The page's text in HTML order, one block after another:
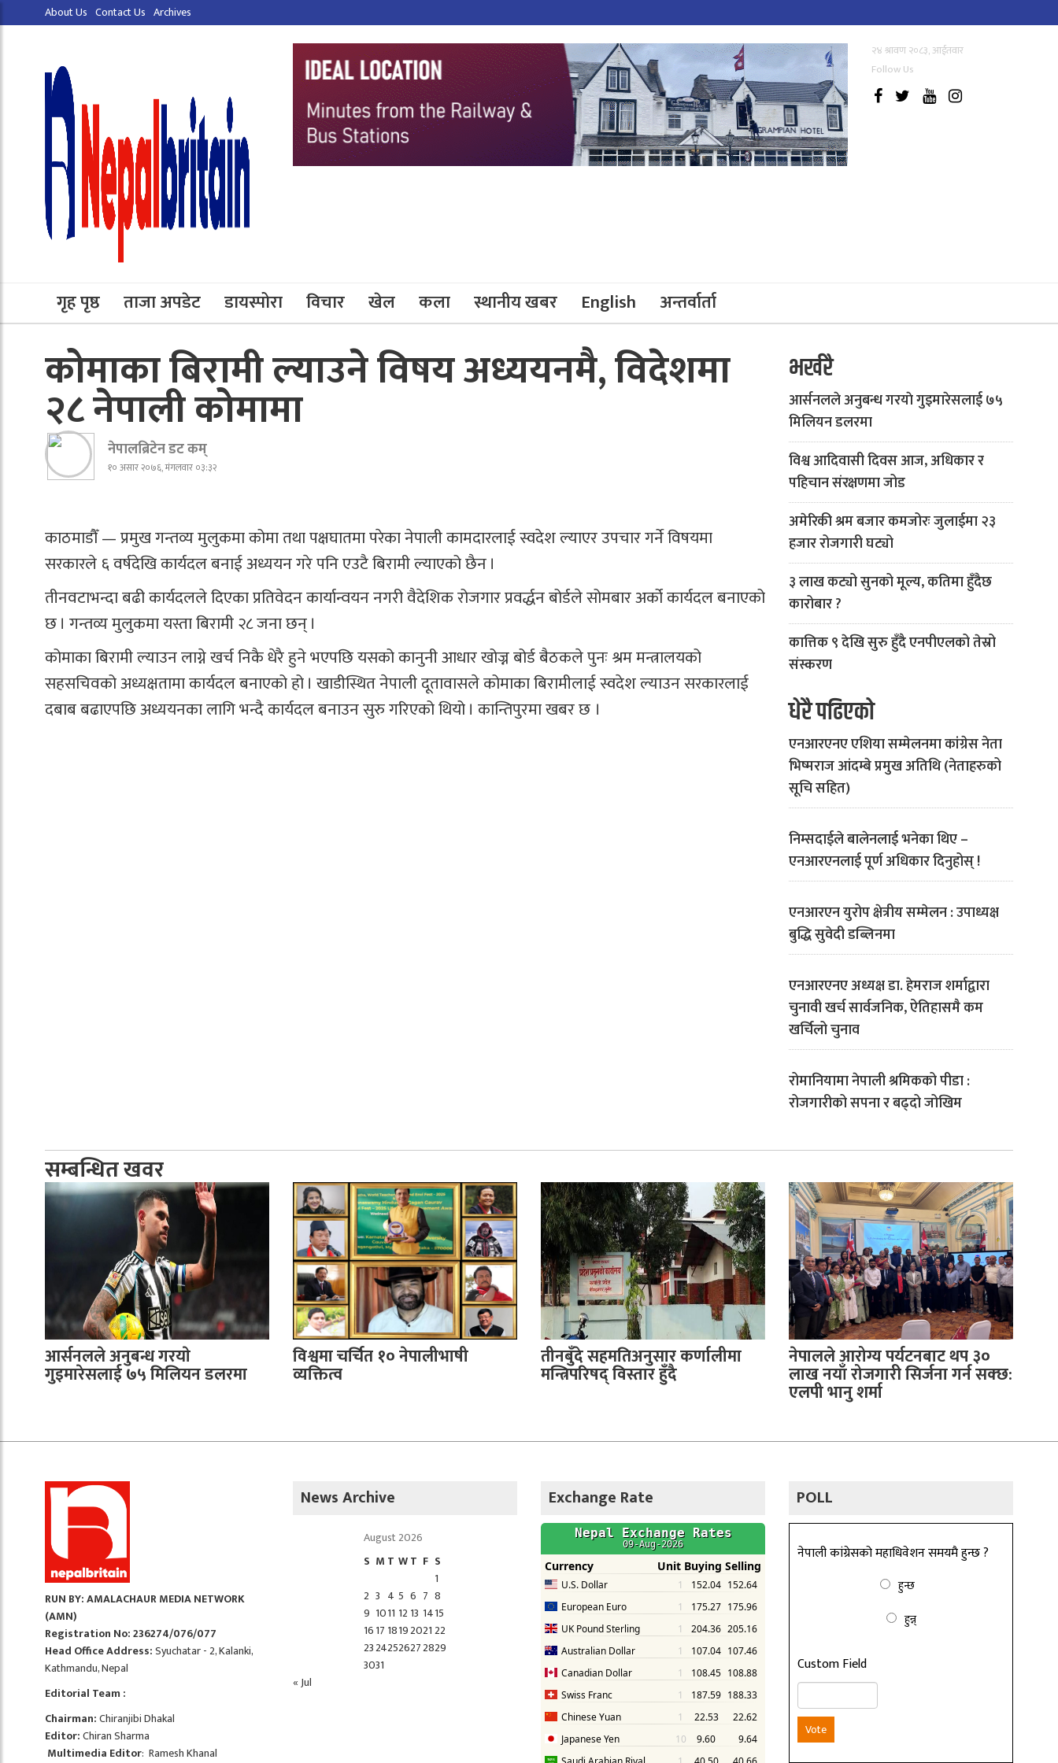
About Us Contact Us Archives
२४ श्रावण २०८३, आईतवार
Follow Us
गृह पृष्ठ ताजा अपडेट डायस्पोरा विचार खेल कला स्थानीय खबर English अन्तर्वार्ता
कोमाका बिरामी ल्याउने विषय अध्ययनमै, विदेशमा
२८ नेपाली कोमामा
नेपालब्रिटेन डट कम्
१० असार २०७६, मंगलवार ०३:३२
काठमाडौँ — प्रमुख गन्तव्य मुलुकमा कोमा तथा पक्षघातमा परेका नेपाली कामदारलाई स्वदेश ल्याएर उपचार गर्ने विषयमा
सरकारले ६ वर्षदेखि कार्यदल बनाई अध्ययन गरे पनि एउटै बिरामी ल्याएको छैन ।
तीनवटाभन्दा बढी कार्यदलले दिएका प्रतिवेदन कार्यान्वयन नगरी वैदेशिक रोजगार प्रवर्द्धन बोर्डले सोमबार अर्को कार्यदल बनाएको
छ । गन्तव्य मुलुकमा यस्ता बिरामी २८ जना छन् ।
कोमाका बिरामी ल्याउन लाग्ने खर्च निकै धेरै हुने भएपछि यसको कानुनी आधार खोज्न बोर्ड बैठकले पुनः श्रम मन्त्रालयको
सहसचिवको अध्यक्षतामा कार्यदल बनाएको हो । खाडीस्थित नेपाली दूतावासले कोमाका बिरामीलाई स्वदेश ल्याउन सरकारलाई
दबाब बढाएपछि अध्ययनका लागि भन्दै कार्यदल बनाउन सुरु गरिएको थियो । कान्तिपुरमा खबर छ ।
भर्खरै
आर्सनलले अनुबन्ध गरयाे गुइमारेसलाई ७५
मिलियन डलरमा
विश्व आदिवासी दिवस आज, अधिकार र
पहिचान संरक्षणमा जोड
अमेरिकी श्रम बजार कमजोरः जुलाईमा २३
हजार रोजगारी घट्यो
३ लाख कट्यो सुनको मूल्य, कतिमा हुँदैछ
कारोबार ?
कात्तिक ९ देखि सुरु हुँदै एनपीएलको तेस्रो
संस्करण
धेरै पढिएको
एनआरएनए एशिया सम्मेलनमा कांग्रेस नेता
भिष्मराज आंदम्बे प्रमुख अतिथि (नेताहरुको
सूचि सहित)
निम्सदाईले बालेनलाई भनेका थिए –
एनआरएनलाई पूर्ण अधिकार दिनुहोस् !
एनआरएन युरोप क्षेत्रीय सम्मेलन : उपाध्यक्ष
बुद्धि सुवेदी डब्लिनमा
एनआरएनए अध्यक्ष डा. हेमराज शर्माद्वारा
चुनावी खर्च सार्वजनिक, ऐतिहासमै कम
खर्चिलो चुनाव
रोमानियामा नेपाली श्रमिकको पीडा :
रोजगारीको सपना र बढ्दो जोखिम
सम्बन्धित खवर
आर्सनलले अनुबन्ध गरयाे
गुइमारेसलाई ७५ मिलियन डलरमा
विश्वमा चर्चित १० नेपालीभाषी
व्यक्तित्व
तीनबुँदे सहमतिअनुसार कर्णालीमा
मन्त्रिपरिषद् विस्तार हुँदै
नेपालले आरोग्य पर्यटनबाट थप ३०
लाख नयाँ रोजगारी सिर्जना गर्न सक्छ:
एलपी भानु शर्मा
RUN BY: AMALACHAUR MEDIA NETWORK
(AMN)
Registration No: 236274/076/077
Head Office Address:Syuchatar - 2, Kalanki,
Kathmandu, Nepal
Editorial Team :
Chairman:Chiranjibi Dhakal
Editor:Chiran Sharma
Multimedia Editor: Ramesh Khanal
News Archive
August 2026
S M T WT F S
1
2 3 4 5 6 7 8
9 1011 12 13 1415
1617 1819202122
23242526272829
3031
« Jul
Exchange Rate POLL
नेपाली कांग्रेसको महाधिवेशन समयमै हुन्छ ?
हुन्छ
हुन्न्
Custom Field
Vote